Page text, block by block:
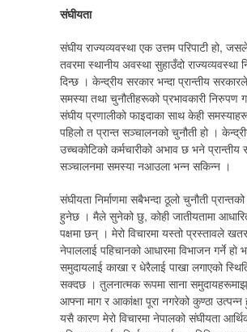
संघीयता
संघीय राज्यव्यवस्था एक उत्तम परिपाटी हो,
तवरमा स्थानीय अवस्था सुहाउँदो राज्यव्यवस्था
दिन्छ । केन्द्रीय सरकार भन्दा प्रान्तीय
समस्या तथा चुनौतीहरूको प्रभावकारी निरुपण
संघीय प्रणालीको फाइदाका साथ केही
पहिलो त प्रान्त सञ्चालनको चुनौती हो ।
उच्चकोटिको कर्मचारीको अभाव छ भने प्रान्तीय
सञ्चालनमा समस्या नआउला भन्न सकिन्न ।
संघीयता निर्माणमा सबैभन्दा ठूलो चुनौती प्रान्तको
हुनेछ । मैले सुनेको छु, कोही जातीयतामा
पक्षमा छन् । मेरो विचारमा यस्तो प्रस्तावले
नेपाललाई पहिचानको आधारमा विभाजन गर्ने हो
समुदायलाई काखा र धेरैलाई पाखा लगाएको
सक्दछ । तुलनात्मक रूपमा साना
आफ्ना माग र आकांक्षा पूरा नगरेको कुण्ठा
यसै कारण मेरो विचारमा नेपालको संघीयता